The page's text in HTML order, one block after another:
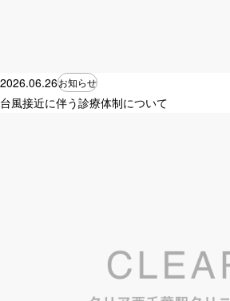
2026.06.26お知らせ
台風接近に伴う診療体制について